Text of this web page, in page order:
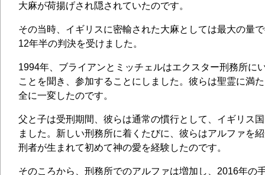
大麻が荷揚げされ隠されていたのです。
その当時、イギリスに密輸された大麻としては最大の量
12年半の判決を受けました。
1994年、ブライアンとミッチェルはエクスター刑務所に
ことを聞き、参加することにしました。彼らは聖霊に満
全に一変したのです。
父と子は受刑期間、彼らは通常の慣行として、イギリス
ました。新しい刑務所に着くたびに、彼らはアルファを
刑者が生まれて初めて神の愛を経験したのです。
そのころから、刑務所でのアルファは増加し、2016年の